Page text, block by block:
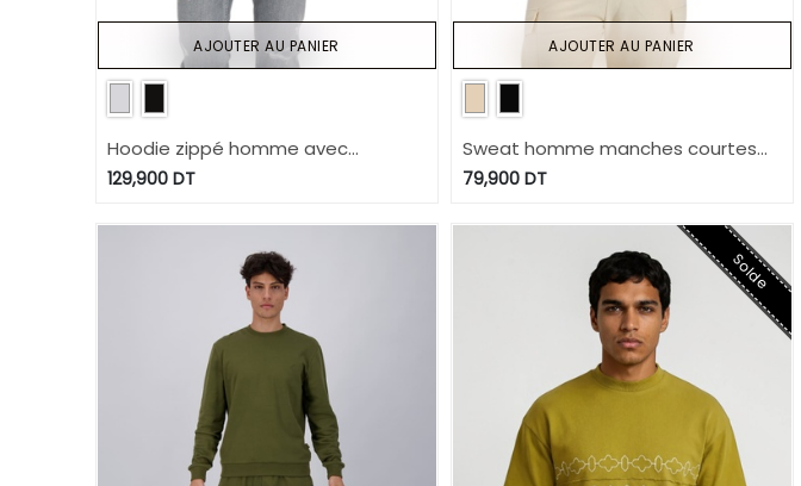
Hoodie zippé homme avec
broderie
129,900DT
AJOUTER AU PANIER
Sweat homme manches courtes
avec poche soufflet
79,900DT
AJOUTER AU PANIER
Solde